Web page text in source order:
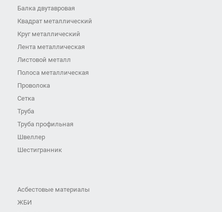
Балка двутавровая
Квадрат металлический
Круг металлический
Лента металлическая
Листовой металл
Полоса металлическая
Проволока
Сетка
Труба
Труба профильная
Швеллер
Шестигранник
Асбестовые материалы
ЖБИ